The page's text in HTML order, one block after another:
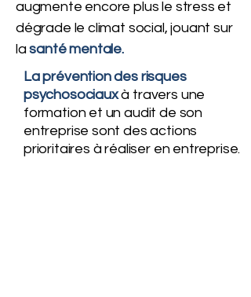
augmente encore plus le stress et
dégrade le climat social, jouant sur
lasanté mentale.
La prévention des risques
psychosociauxà travers une
formation et un audit de son
entreprise sont des actions
prioritaires à réaliser en entreprise.